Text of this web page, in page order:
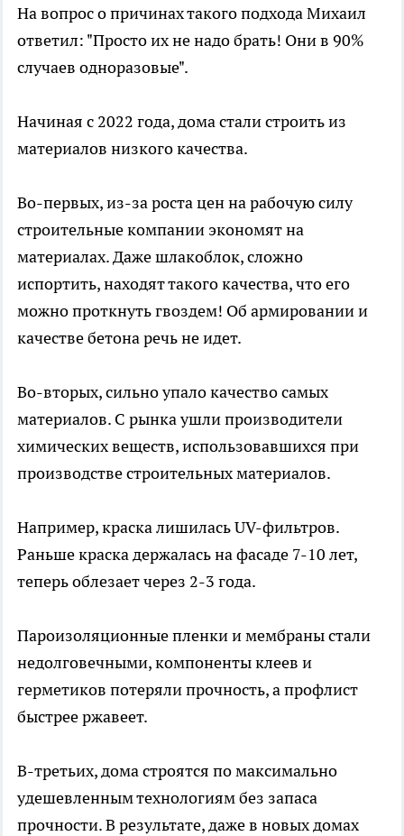
На вопрос о причинах такого подхода Михаил
ответил: "Просто их не надо брать! Они в 90%
случаев одноразовые".
Начиная с 2022 года, дома стали строить из
материалов низкого качества.
Во-первых, из-за роста цен на рабочую силу
строительные компании экономят на
материалах. Даже шлакоблок, сложно
испортить, находят такого качества, что его
можно проткнуть гвоздем! Об армировании и
качестве бетона речь не идет.
Во-вторых, сильно упало качество самых
материалов. С рынка ушли производители
химических веществ, использовавшихся при
производстве строительных материалов.
Например, краска лишилась UV-фильтров.
Раньше краска держалась на фасаде 7-10 лет,
теперь облезает через 2-3 года.
Пароизоляционные пленки и мембраны стали
недолговечными, компоненты клеев и
герметиков потеряли прочность, а профлист
быстрее ржавеет.
В-третьих, дома строятся по максимально
удешевленным технологиям без запаса
прочности. В результате, даже в новых домах